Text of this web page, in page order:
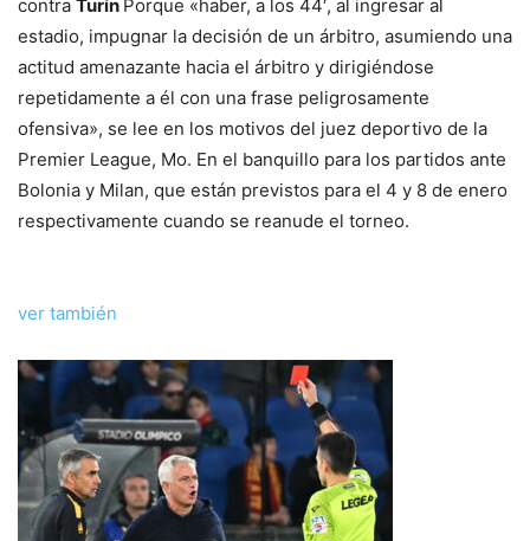
contra Turín Porque «haber, a los 44′, al ingresar al
estadio, impugnar la decisión de un árbitro, asumiendo una
actitud amenazante hacia el árbitro y dirigiéndose
repetidamente a él con una frase peligrosamente
ofensiva», se lee en los motivos del juez deportivo de la
Premier League, Mo. En el banquillo para los partidos ante
Bolonia y Milan, que están previstos para el 4 y 8 de enero
respectivamente cuando se reanude el torneo.
ver también